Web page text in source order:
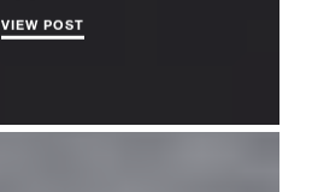
VIEW POST